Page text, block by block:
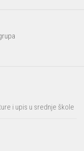
i upis u srednje škole